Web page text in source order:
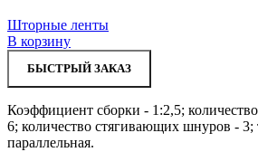
Шторные ленты
В корзину
БЫСТРЫЙ ЗАКАЗ
Коэффициент сборки - 1:2,5;
6; количество стягивающих шнуров - 3;
параллельная.